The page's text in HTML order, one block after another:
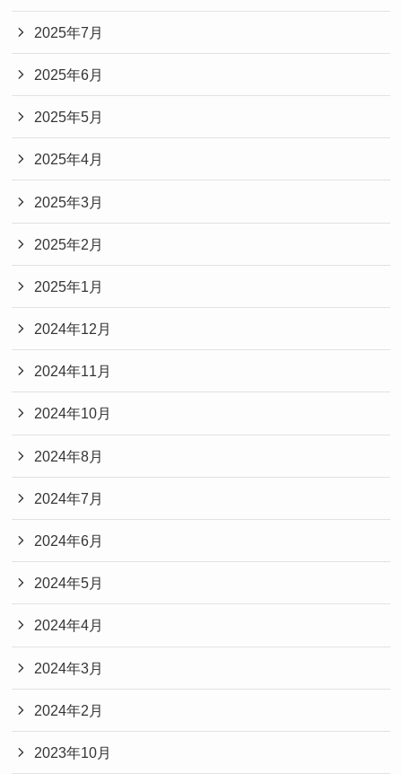
2025年7月
2025年6月
2025年5月
2025年4月
2025年3月
2025年2月
2025年1月
2024年12月
2024年11月
2024年10月
2024年8月
2024年7月
2024年6月
2024年5月
2024年4月
2024年3月
2024年2月
2023年10月